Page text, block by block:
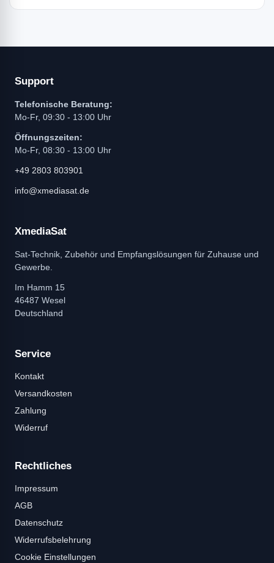
Support
Telefonische Beratung:
Mo-Fr, 09:30 - 13:00 Uhr
Öffnungszeiten:
Mo-Fr, 08:30 - 13:00 Uhr
+49 2803 803901
info@xmediasat.de
XmediaSat
Sat-Technik, Zubehör und Empfangslösungen für Zuhause und
Gewerbe.
Im Hamm 15
46487 Wesel
Deutschland
Service
Kontakt
Versandkosten
Zahlung
Widerruf
Rechtliches
Impressum
AGB
Datenschutz
Widerrufsbelehrung
Cookie Einstellungen